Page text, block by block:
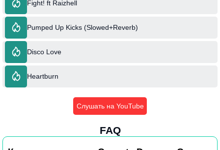
Fight! ft Raizhell
Pumped Up Kicks (Slowed+Reverb)
Disco Love
Heartburn
Слушать на YouTube
FAQ